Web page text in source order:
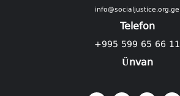
info@socialjustice.org.ge
Telefon
+995 599 65 66 11
Ünvan